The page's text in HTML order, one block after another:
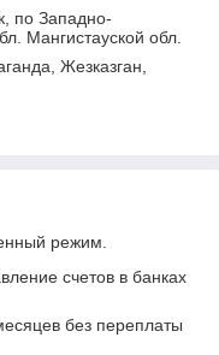
по Западно-
Мангистауской обл.
Жезказган,
режим.
счетов в банках
без переплаты